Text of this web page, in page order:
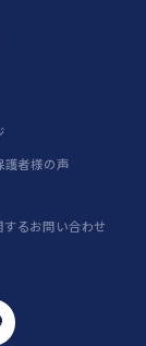
護者様の声
するお問い合わせ